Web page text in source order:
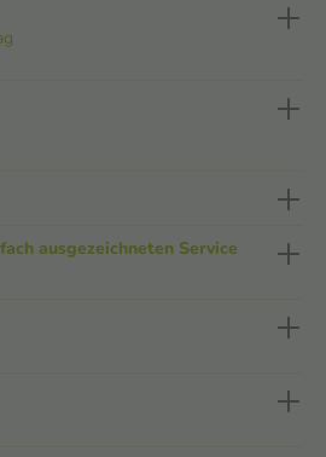
ausgezeichneten Service